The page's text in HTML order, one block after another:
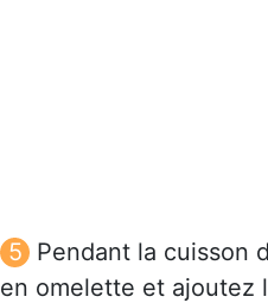
Pendant la cuisson
en omelette et ajoutez